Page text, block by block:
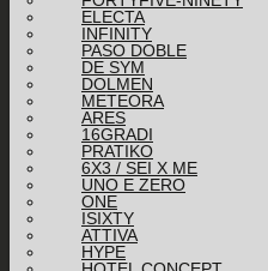
ELECTA
INFINITY
PASO DOBLE
DE SYM
DOLMEN
METEORA
ARES
16GRADI
PRATIKO
6X3 / SEI X ME
UNO E ZERO
ONE
ISIXTY
ATTIVA
HYPE